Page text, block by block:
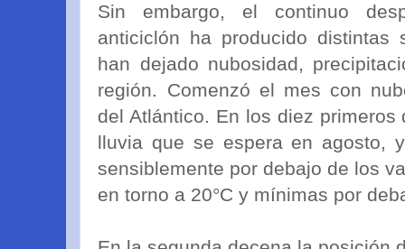
Sin embargo, el continuo
anticiclón ha producido distintas
han dejado nubosidad,
región. Comenzó el mes con
del Atlántico. En los diez
lluvia que se espera en agosto,
sensiblemente por debajo de los
en torno a 20°C y mínimas por